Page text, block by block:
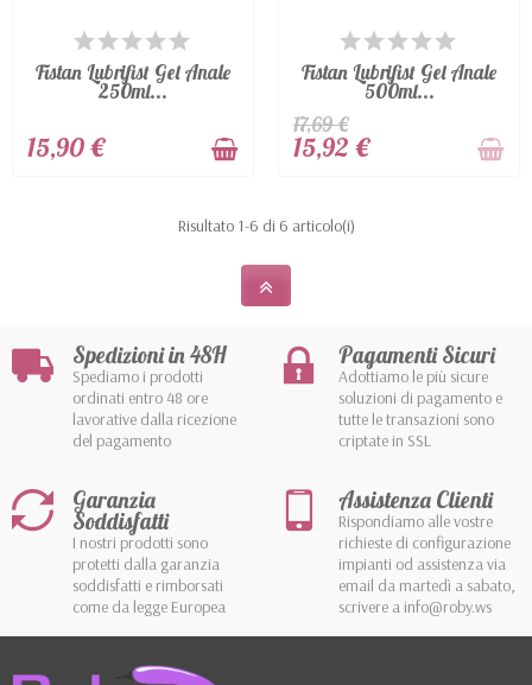
ULTIMI ARTICOLI IN
MAGAZZINO
Fistan Lubrifist Gel Anale
250ml...
15,90 €
NON DISPONIBILE
Fistan Lubrifist Gel Anale
500ml...
17,69 €
15,92 €
Risultato 1-6 di 6 articolo(i)
Spedizioni in 48H
Spediamo i prodotti
ordinati entro 48 ore
lavorative dalla ricezione
del pagamento
Pagamenti Sicuri
Adottiamo le più sicure
soluzioni di pagamento e
tutte le transazioni sono
criptate in SSL
Garanzia
Soddisfatti
I nostri prodotti sono
protetti dalla garanzia
soddisfatti e rimborsati
come da legge Europea
Assistenza Clienti
Rispondiamo alle vostre
richieste di configurazione
impianti od assistenza via
email da martedì a sabato,
scrivere a info@roby.ws